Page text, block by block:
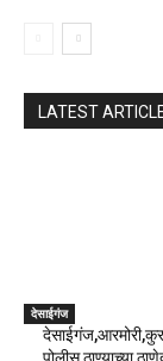
LATEST
देसाईगंज
पोलीस ठाण्याच्या